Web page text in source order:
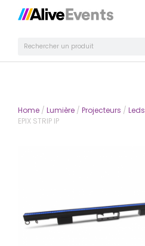
Home / Lumière / Projecteurs / Leds
EPIX STRIP IP